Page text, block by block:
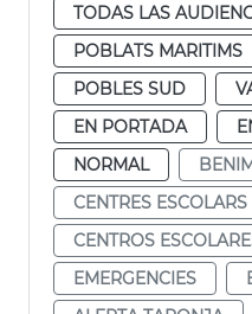
TODAS LAS
POBLATS MARITIMS
POBLES SUD
EN PORTADA
NORMAL
CENTRES ESCOLARS
CENTROS
EMERGENCIES